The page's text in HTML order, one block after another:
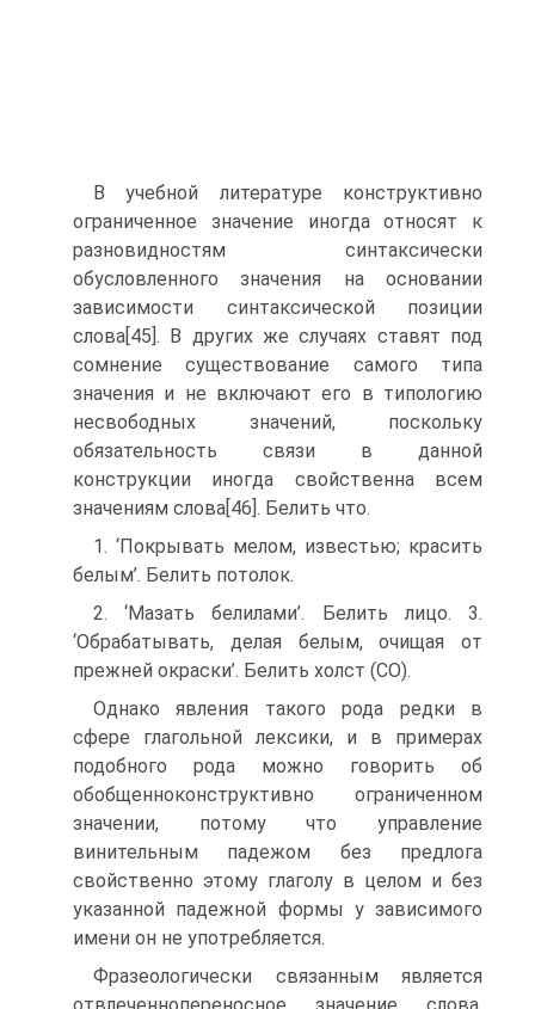
В учебной литературе конструктивно
ограниченное значение иногда относят к
разновидностям синтаксически
обусловленного значения на основании
зависимости синтаксической позиции
слова[45]. В других же случаях ставят под
сомнение существование самого типа
значения и не включают его в типологию
несвободных значений, поскольку
обязательность связи в данной
конструкции иногда свойственна всем
значениям слова[46]. Белить что.
1. ‘Покрывать мелом, известью; красить
белым’. Белить потолок.
2. ‘Мазать белилами’. Белить лицо. 3.
‘Обрабатывать, делая белым, очищая от
прежней окраски’. Белить холст (СО).
Однако явления такого рода редки в
сфере глагольной лексики, и в примерах
подобного рода можно говорить об
обобщенноконструктивно ограниченном
значении, потому что управление
винительным падежом без предлога
свойственно этому глаголу в целом и без
указанной падежной формы у зависимого
имени он не употребляется.
Фразеологически связанным является